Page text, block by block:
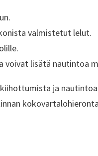
valmistetut lelut.
voivat lisätä nautintoa
ja